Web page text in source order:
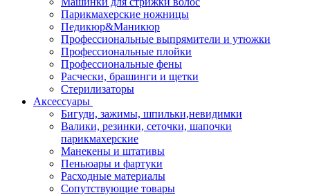
Парикмахерские ножницы
Педикюр&Маникюр
Профессиональные выпрямители и утюжки
Профессиональные плойки
Профессиональные фены
Расчески, брашинги и щетки
Стерилизаторы
Аксессуары
Бигуди, зажимы, шпильки,невидимки
Валики, резинки, сеточки, шапочки
парикмахерские
Манекены и штативы
Пеньюары и фартуки
Расходные материалы
Сопутствующие товары